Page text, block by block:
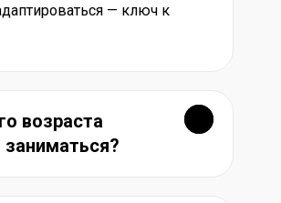
— ключ к
возраста